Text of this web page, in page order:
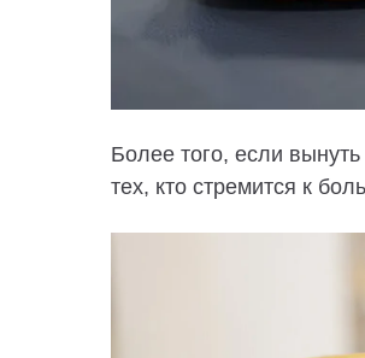
Более того, если
тех, кто стремится к